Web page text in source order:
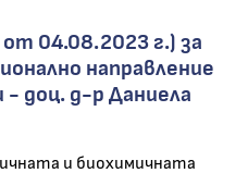
04.08.2023 г.) за
направление
- доц. д-р Даниела
и биохимичната